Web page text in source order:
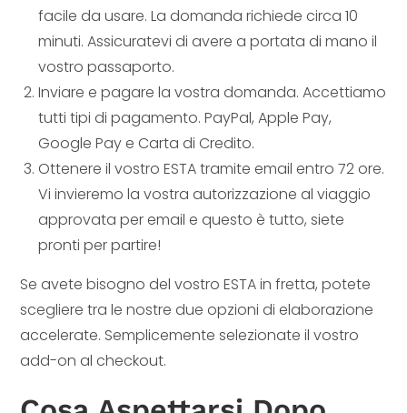
facile da usare. La domanda richiede circa 10
minuti. Assicuratevi di avere a portata di mano il
vostro passaporto.
Inviare e pagare la vostra domanda. Accettiamo
tutti tipi di pagamento. PayPal, Apple Pay,
Google Pay e Carta di Credito.
Ottenere il vostro ESTA tramite email entro 72 ore.
Vi invieremo la vostra autorizzazione al viaggio
approvata per email e questo è tutto, siete
pronti per partire!
Se avete bisogno del vostro ESTA in fretta, potete
scegliere tra le nostre due opzioni di elaborazione
accelerate. Semplicemente selezionate il vostro
add-on al checkout.